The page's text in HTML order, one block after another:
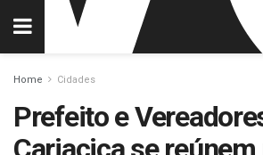
Home Cidades
Prefeito e